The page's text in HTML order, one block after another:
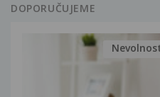
DOPORUČUJEME